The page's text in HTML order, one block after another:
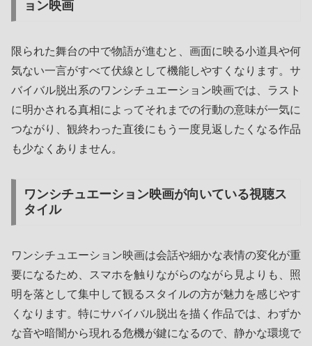
ョン映画
限られた舞台の中で物語が進むと、画面に映る小道具や何
気ない一言がすべて伏線として機能しやすくなります。サ
バイバル脱出系のワンシチュエーション映画では、ラスト
に明かされる真相によってそれまでの行動の意味が一気に
つながり、観終わった直後にもう一度見返したくなる作品
も少なくありません。
ワンシチュエーション映画が向いている視聴ス
タイル
ワンシチュエーション映画は会話や細かな表情の変化が重
要になるため、スマホを触りながらのながら見よりも、照
明を落として集中して観るスタイルの方が魅力を感じやす
くなります。特にサバイバル脱出を描く作品では、わずか
な音や暗闇から現れる危機が鍵になるので、静かな環境で